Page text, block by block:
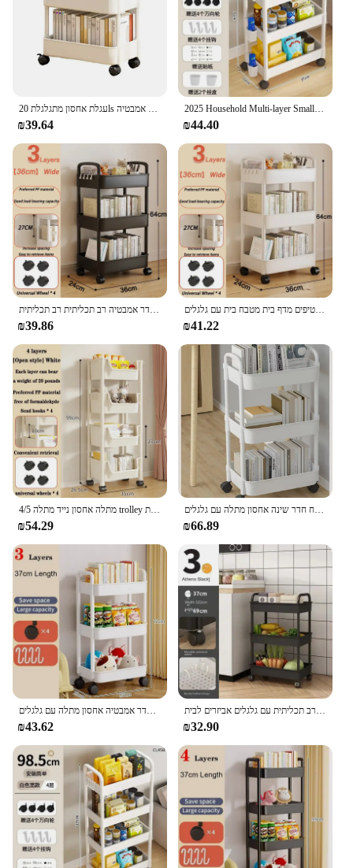
₪39.64
2025 Household Multi-layer Small Cart Storage Rack Kitchen Bedroom Bathroom Storage Rack Storage Rack With Wheels
₪44.40
₪39.86
מדף ספרים נייד רב-שכבתי אחסון טרולי מחסנים מארגן סלון חטיפים מדף בית מטבח בית עם גלגלים
₪41.22
4/5 מתלה אחסון נייד מתלה trolley עם גלגלים מטבח פלסטיק מארגני עגלת הבית
₪54.29
בית מרובי-שכבות בית עגלת אחסון רצפה למטבח חדר שינה אחסון מתלה עם גלגלים
₪66.89
חם בית רב שכבתי חם עגלת אחסון רצפה למטבח חדר שינה חדר אמבטיה אחסון מתלה עם גלגלים
₪43.62
סל אחסון רב שכבתית עגלת חטיף מארגן מטבח ביתי עגלת רב תכליתית עם גלגלים אביזרים לבית
₪32.90